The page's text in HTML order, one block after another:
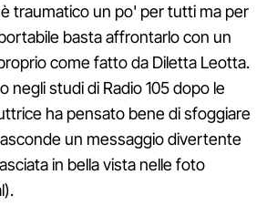
traumatico un po' per tutti ma per
basta affrontarlo con un
come fatto da Diletta Leotta.
negli studi di Radio 105 dopo le
ha pensato bene di sfoggiare
un messaggio divertente
in bella vista nelle foto